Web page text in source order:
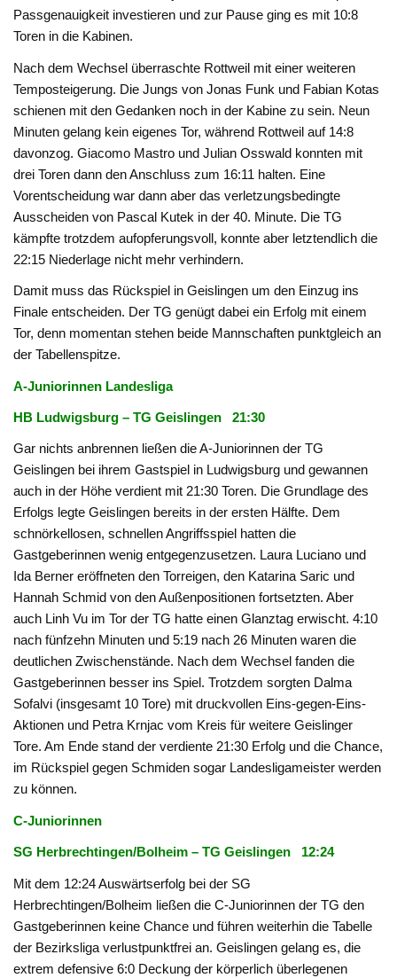
Passgenauigkeit investieren und zur Pause ging es mit 10:8
Toren in die Kabinen.
Nach dem Wechsel überraschte Rottweil mit einer weiteren
Temposteigerung. Die Jungs von Jonas Funk und Fabian Kotas
schienen mit den Gedanken noch in der Kabine zu sein. Neun
Minuten gelang kein eigenes Tor, während Rottweil auf 14:8
davonzog. Giacomo Mastro und Julian Osswald konnten mit
drei Toren dann den Anschluss zum 16:11 halten. Eine
Vorentscheidung war dann aber das verletzungsbedingte
Ausscheiden von Pascal Kutek in der 40. Minute. Die TG
kämpfte trotzdem aufopferungsvoll, konnte aber letztendlich die
22:15 Niederlage nicht mehr verhindern.
Damit muss das Rückspiel in Geislingen um den Einzug ins
Finale entscheiden. Der TG genügt dabei ein Erfolg mit einem
Tor, denn momentan stehen beide Mannschaften punktgleich an
der Tabellenspitze.
A-Juniorinnen Landesliga
HB Ludwigsburg – TG Geislingen 21:30
Gar nichts anbrennen ließen die A-Juniorinnen der TG
Geislingen bei ihrem Gastspiel in Ludwigsburg und gewannen
auch in der Höhe verdient mit 21:30 Toren. Die Grundlage des
Erfolgs legte Geislingen bereits in der ersten Hälfte. Dem
schnörkellosen, schnellen Angriffsspiel hatten die
Gastgeberinnen wenig entgegenzusetzen. Laura Luciano und
Ida Berner eröffneten den Torreigen, den Katarina Saric und
Hannah Schmid von den Außenpositionen fortsetzten. Aber
auch Linh Vu im Tor der TG hatte einen Glanztag erwischt. 4:10
nach fünfzehn Minuten und 5:19 nach 26 Minuten waren die
deutlichen Zwischenstände. Nach dem Wechsel fanden die
Gastgeberinnen besser ins Spiel. Trotzdem sorgten Dalma
Sofalvi (insgesamt 10 Tore) mit druckvollen Eins-gegen-Eins-
Aktionen und Petra Krnjac vom Kreis für weitere Geislinger
Tore. Am Ende stand der verdiente 21:30 Erfolg und die Chance,
im Rückspiel gegen Schmiden sogar Landesligameister werden
zu können.
C-Juniorinnen
SG Herbrechtingen/Bolheim – TG Geislingen 12:24
Mit dem 12:24 Auswärtserfolg bei der SG
Herbrechtingen/Bolheim ließen die C-Juniorinnen der TG den
Gastgeberinnen keine Chance und führen weiterhin die Tabelle
der Bezirksliga verlustpunktfrei an. Geislingen gelang es, die
extrem defensive 6:0 Deckung der körperlich überlegenen